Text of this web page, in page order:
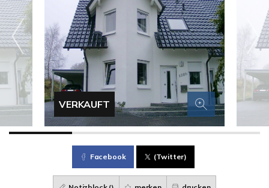
VERKAUFT
Facebook (Twitter)